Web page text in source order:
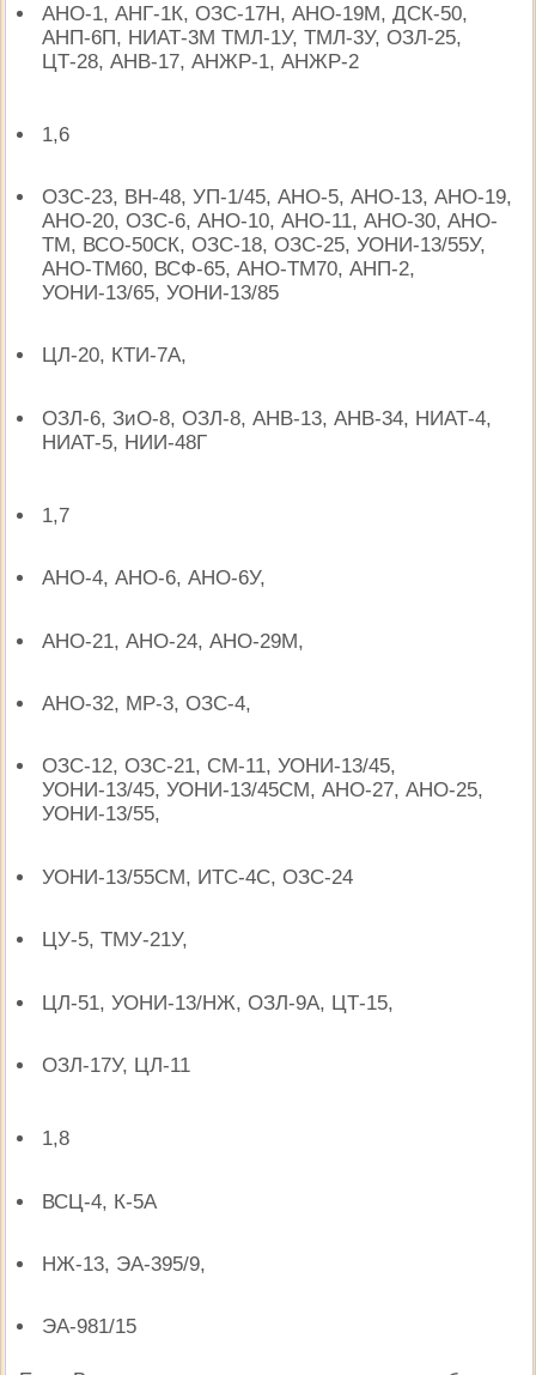
АНО-1, АНГ-1К, ОЗС-17Н, АНО-19М, ДСК-50,
АНП-6П, НИАТ-3М ТМЛ-1У, ТМЛ-3У, ОЗЛ-25,
ЦТ-28, АНВ-17, АНЖР-1, АНЖР-2
1,6
ОЗС-23, ВН-48, УП-1/45, АНО-5, АНО-13, АНО-19,
АНО-20, ОЗС-6, АНО-10, АНО-11, АНО-30, АНО-
ТМ, ВСО-50СК, ОЗС-18, ОЗС-25, УОНИ-13/55У,
АНО-ТМ60, ВСФ-65, АНО-ТМ70, АНП-2,
УОНИ-13/65, УОНИ-13/85
ЦЛ-20, КТИ-7А,
ОЗЛ-6, ЗиО-8, ОЗЛ-8, АНВ-13, АНВ-34, НИАТ-4,
НИАТ-5, НИИ-48Г
1,7
АНО-4, АНО-6, АНО-6У,
АНО-21, АНО-24, АНО-29М,
АНО-32, МР-3, ОЗС-4,
ОЗС-12, ОЗС-21, СМ-11, УОНИ-13/45,
УОНИ-13/45, УОНИ-13/45СМ, АНО-27, АНО-25,
УОНИ-13/55,
УОНИ-13/55СМ, ИТС-4С, ОЗС-24
ЦУ-5, ТМУ-21У,
ЦЛ-51, УОНИ-13/НЖ, ОЗЛ-9А, ЦТ-15,
ОЗЛ-17У, ЦЛ-11
1,8
ВСЦ-4, К-5А
НЖ-13, ЭА-395/9,
ЭА-981/15